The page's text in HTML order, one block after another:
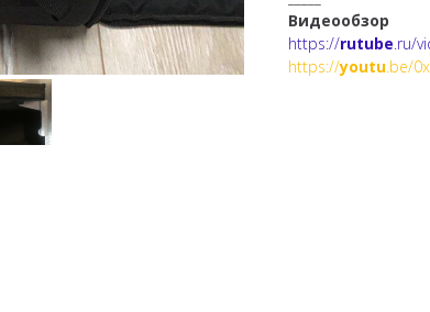
Видеообзор
https://rutube .ru/
https://youtu .be/